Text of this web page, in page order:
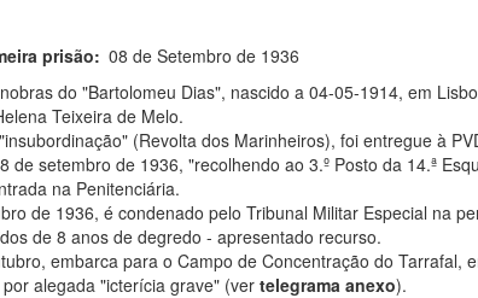
prisão
08 de Setembro de 1936
do "Bartolomeu Dias", nascido a 04-05-1914, em
Teixeira de Melo.
(Revolta dos Marinheiros), foi entregue à
de setembro de 1936, "recolhendo ao 3.º Posto da 14.ª
na Penitenciária.
de 1936, é condenado pelo Tribunal Militar Especial na
de 8 anos de degredo - apresentado recurso.
embarca para o Campo de Concentração do Tarrafal,
alegada "icterícia grave" (ver telegrama anexo).